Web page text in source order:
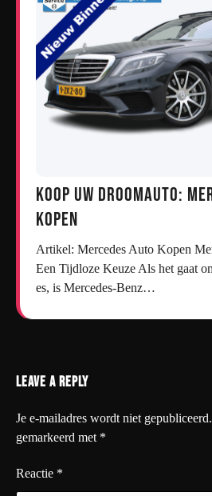
Koop uw droomauto:
kopen
Artikel: Mercedes Auto Kopen Mercedes Auto Kopen:
Een Tijdloze Keuze Als het gaat
es, is Mercedes-Benz…
Leave a Reply
Je e-mailadres wordt niet gepubliceerd.
gemarkeerd met *
Reactie *